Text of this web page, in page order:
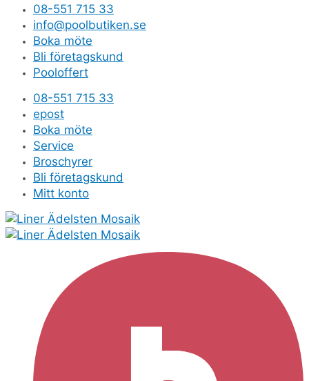
08-551 715 33
info@poolbutiken.se
Boka möte
Bli företagskund
Pooloffert
08-551 715 33
epost
Boka möte
Service
Broschyrer
Bli företagskund
Mitt konto